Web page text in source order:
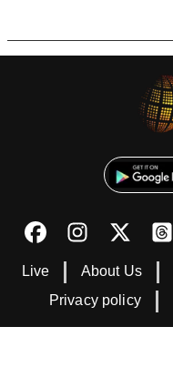
Live About Us
Privacy policy